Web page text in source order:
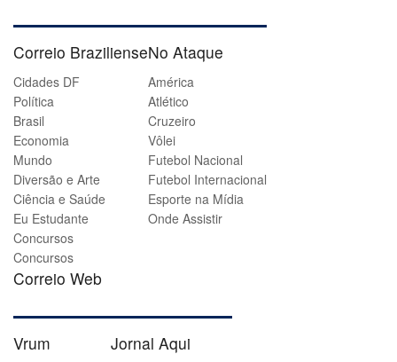
Correio Braziliense
Cidades DF
Política
Brasil
Economia
Mundo
Diversão e Arte
Ciência e Saúde
Eu Estudante
Concursos
Concursos
Correio Web
No Ataque
América
Atlético
Cruzeiro
Vôlei
Futebol Nacional
Futebol Internacional
Esporte na Mídia
Onde Assistir
Vrum Jornal Aqui